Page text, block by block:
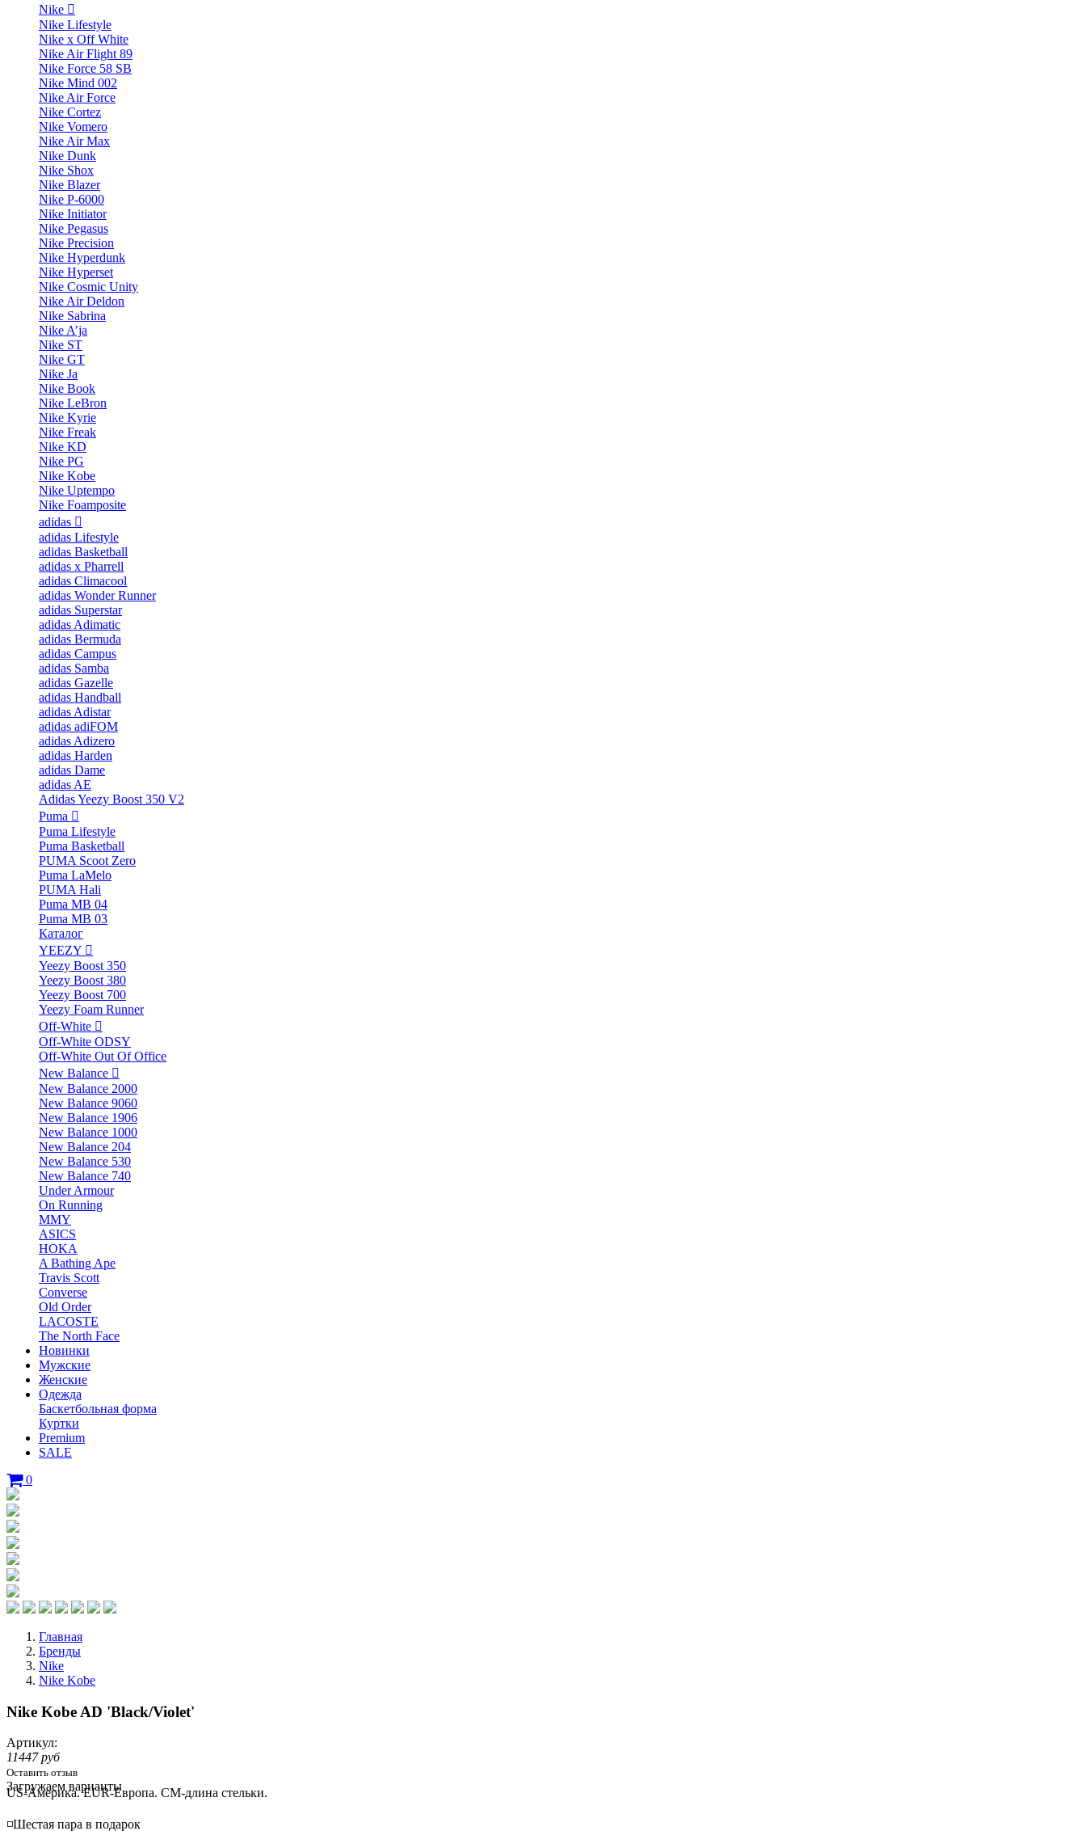
Nike
Nike Lifestyle
Nike x Off White
Nike Air Flight 89
Nike Force 58 SB
Nike Mind 002
Nike Air Force
Nike Cortez
Nike Vomero
Nike Air Max
Nike Dunk
Nike Shox
Nike Blazer
Nike P-6000
Nike Initiator
Nike Pegasus
Nike Precision
Nike Hyperdunk
Nike Hyperset
Nike Cosmic Unity
Nike Air Deldon
Nike Sabrina
Nike A’ja
Nike ST
Nike GT
Nike Ja
Nike Book
Nike LeBron
Nike Kyrie
Nike Freak
Nike KD
Nike PG
Nike Kobe
Nike Uptempo
Nike Foamposite
adidas
adidas Lifestyle
adidas Basketball
adidas x Pharrell
adidas Climacool
adidas Wonder Runner
adidas Superstar
adidas Adimatic
adidas Bermuda
adidas Campus
adidas Samba
adidas Gazelle
adidas Handball
adidas Adistar
adidas adiFOM
adidas Adizero
adidas Harden
adidas Dame
adidas AE
Adidas Yeezy Boost 350 V2
Puma
Puma Lifestyle
Puma Basketball
PUMA Scoot Zero
Puma LaMelo
PUMA Hali
Puma MB 04
Puma MB 03
Каталог
YEEZY
Yeezy Boost 350
Yeezy Boost 380
Yeezy Boost 700
Yeezy Foam Runner
Off-White
Off-White ODSY
Off-White Out Of Office
New Balance
New Balance 2000
New Balance 9060
New Balance 1906
New Balance 1000
New Balance 204
New Balance 530
New Balance 740
Under Armour
On Running
MMY
ASICS
HOKA
A Bathing Ape
Travis Scott
Converse
Old Order
LACOSTE
The North Face
Новинки
Мужские
Женские
Одежда
Баскетбольная форма
Куртки
Premium
SALE
0
Главная
Бренды
Nike
Nike Kobe
Nike Kobe AD 'Black/Violet'
Артикул:
11447 руб
Оставить отзыв
Loading...
Загружаем варианты
US-Америка. EUR-Европа. CM-длина стельки.
◽️Шестая пара в подарок